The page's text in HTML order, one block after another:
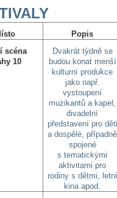
Popis
scéna
10
Dvakrát týdně se
budou konat menší
kulturní produkce
jako např.
vystoupení
muzikantů a kapel,
divadelní
představení pro děti
a dospělé, případně
spojené
s tematickými
aktivitami pro
rodiny s dětmi, letní
kina apod.